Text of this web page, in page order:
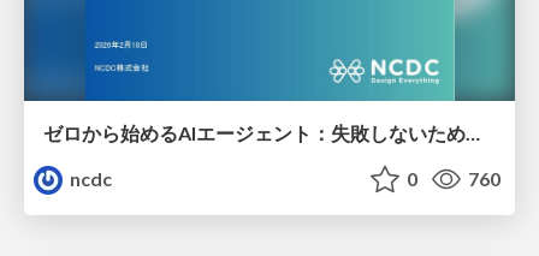
ゼロから始めるAIエージェント：失敗しないための導入ステップ
ncdc
0 760